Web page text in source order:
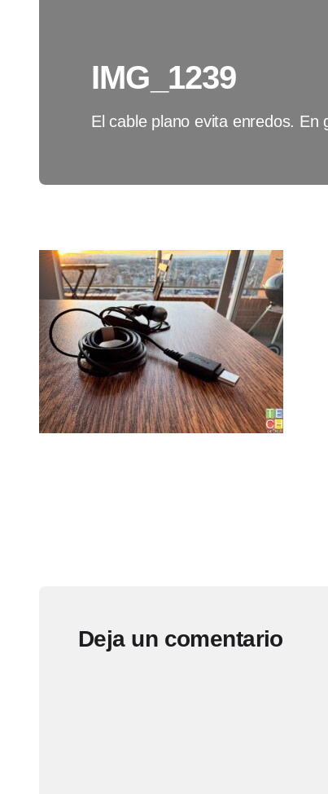
IMG_1239
El cable plano evita enredos. En
Deja un comentario